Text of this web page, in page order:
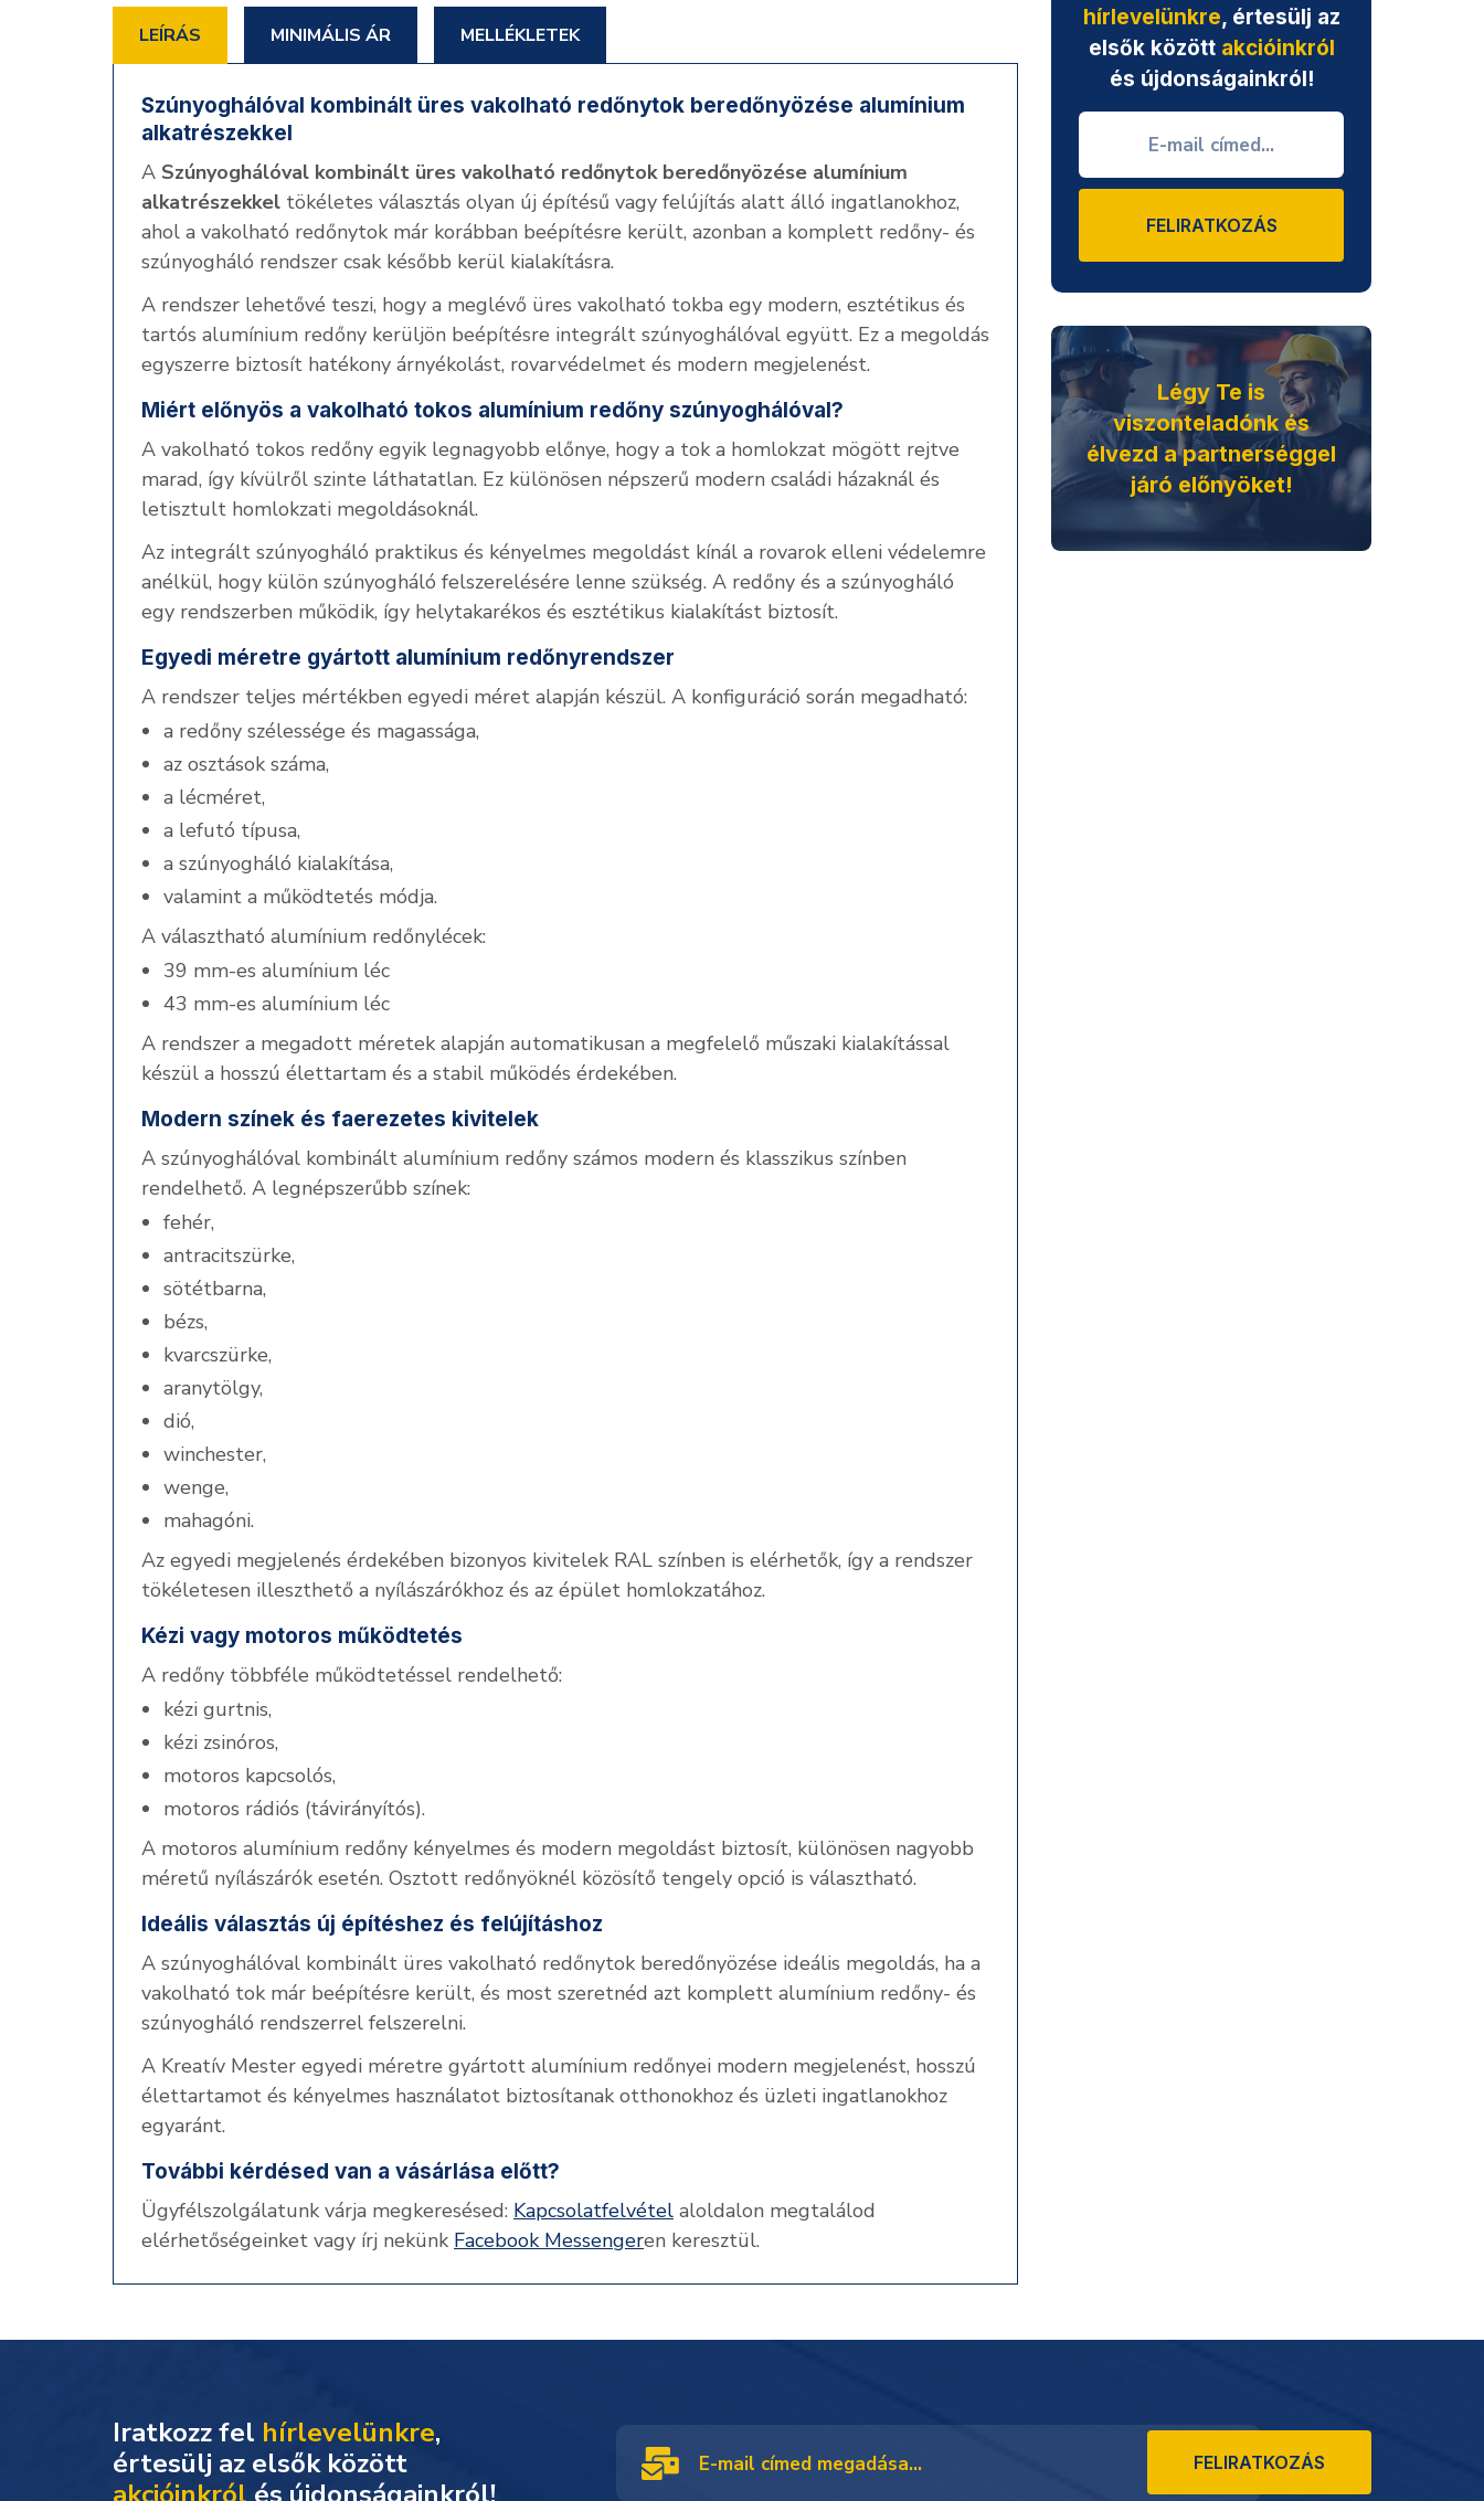
LEÍRÁS MINIMÁLIS ÁR MELLÉKLETEK
Szúnyoghálóval kombinált üres vakolható redőnytok beredőnyözése alumínium
alkatrészekkel
A Szúnyoghálóval kombinált üres vakolható redőnytok beredőnyözése alumínium
alkatrészekkel tökéletes választás olyan új építésű vagy felújítás alatt álló ingatlanokhoz,
ahol a vakolható redőnytok már korábban beépítésre került, azonban a komplett redőny- és
szúnyogháló rendszer csak később kerül kialakításra.
A rendszer lehetővé teszi, hogy a meglévő üres vakolható tokba egy modern, esztétikus és
tartós alumínium redőny kerüljön beépítésre integrált szúnyoghálóval együtt. Ez a megoldás
egyszerre biztosít hatékony árnyékolást, rovarvédelmet és modern megjelenést.
Miért előnyös a vakolható tokos alumínium redőny szúnyoghálóval?
A vakolható tokos redőny egyik legnagyobb előnye, hogy a tok a homlokzat mögött rejtve
marad, így kívülről szinte láthatatlan. Ez különösen népszerű modern családi házaknál és
letisztult homlokzati megoldásoknál.
Az integrált szúnyogháló praktikus és kényelmes megoldást kínál a rovarok elleni védelemre
anélkül, hogy külön szúnyogháló felszerelésére lenne szükség. A redőny és a szúnyogháló
egy rendszerben működik, így helytakarékos és esztétikus kialakítást biztosít.
Egyedi méretre gyártott alumínium redőnyrendszer
A rendszer teljes mértékben egyedi méret alapján készül. A konfiguráció során megadható:
a redőny szélessége és magassága,
az osztások száma,
a lécméret,
a lefutó típusa,
a szúnyogháló kialakítása,
valamint a működtetés módja.
A választható alumínium redőnylécek:
39 mm-es alumínium léc
43 mm-es alumínium léc
A rendszer a megadott méretek alapján automatikusan a megfelelő műszaki kialakítással
készül a hosszú élettartam és a stabil működés érdekében.
Modern színek és faerezetes kivitelek
A szúnyoghálóval kombinált alumínium redőny számos modern és klasszikus színben
rendelhető. A legnépszerűbb színek:
fehér,
antracitszürke,
sötétbarna,
bézs,
kvarcszürke,
aranytölgy,
dió,
winchester,
wenge,
mahagóni.
Az egyedi megjelenés érdekében bizonyos kivitelek RAL színben is elérhetők, így a rendszer
tökéletesen illeszthető a nyílászárókhoz és az épület homlokzatához.
Kézi vagy motoros működtetés
A redőny többféle működtetéssel rendelhető:
kézi gurtnis,
kézi zsinóros,
motoros kapcsolós,
motoros rádiós (távirányítós).
A motoros alumínium redőny kényelmes és modern megoldást biztosít, különösen nagyobb
méretű nyílászárók esetén. Osztott redőnyöknél közösítő tengely opció is választható.
Ideális választás új építéshez és felújításhoz
A szúnyoghálóval kombinált üres vakolható redőnytok beredőnyözése ideális megoldás, ha a
vakolható tok már beépítésre került, és most szeretnéd azt komplett alumínium redőny- és
szúnyogháló rendszerrel felszerelni.
A Kreatív Mester egyedi méretre gyártott alumínium redőnyei modern megjelenést, hosszú
élettartamot és kényelmes használatot biztosítanak otthonokhoz és üzleti ingatlanokhoz
egyaránt.
További kérdésed van a vásárlása előtt?
Ügyfélszolgálatunk várja megkeresésed: Kapcsolatfelvétel aloldalon megtalálod
elérhetőségeinket vagy írj nekünk Facebook Messengeren keresztül.
hírlevelünkre, értesülj az
elsők között akcióinkról
és újdonságainkról!
FELIRATKOZÁS
Légy Te is
viszonteladónk és
élvezd a partnerséggel
járó előnyöket!
Iratkozz fel hírlevelünkre,
FELIRATKOZÁS